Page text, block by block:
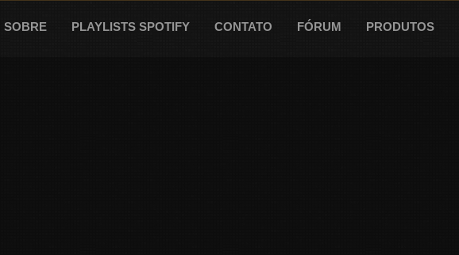
SOBRE PLAYLISTS SPOTIFY CONTATO FÓRUM PRODUTOS